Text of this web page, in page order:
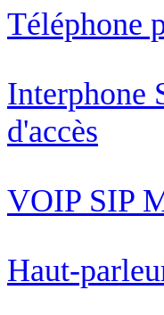
Téléphone
Interphone
d'accès
VOIP SIP
Haut-